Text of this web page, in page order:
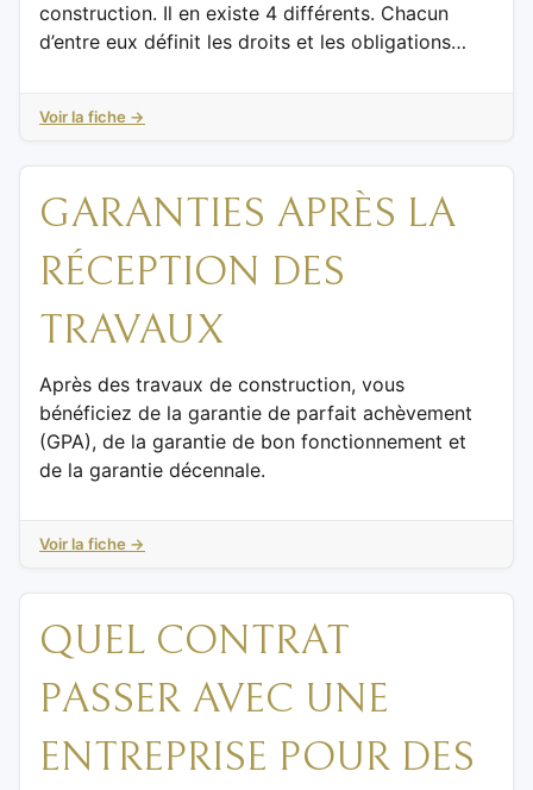
construction. Il en existe 4 différents. Chacun
d’entre eux définit les droits et les obligations…
Voir la fiche →
GARANTIES APRÈS LA
RÉCEPTION DES
TRAVAUX
Après des travaux de construction, vous
bénéficiez de la garantie de parfait achèvement
(GPA), de la garantie de bon fonctionnement et
de la garantie décennale.
Voir la fiche →
QUEL CONTRAT
PASSER AVEC UNE
ENTREPRISE POUR DES